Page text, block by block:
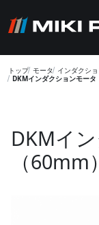
トップ モータ インダクシ
DKMインダクションモー
DKMイ
（